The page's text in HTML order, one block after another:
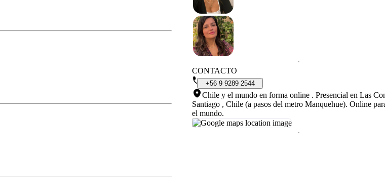
CONTACTO
+56 9 9289 2544
Chile y el mundo en forma online . Presencial en Las
Santiago , Chile (a pasos del metro Manquehue). Online
el mundo.